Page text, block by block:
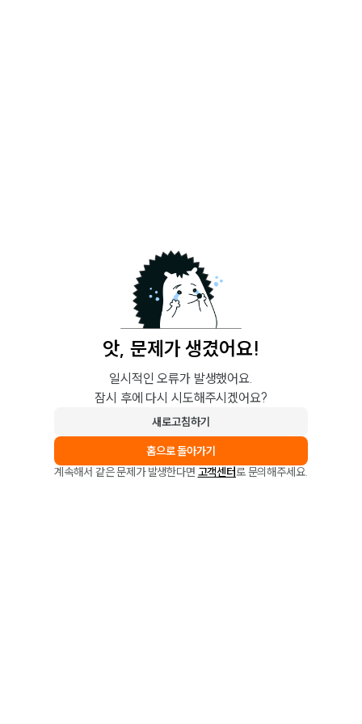
앗, 문제가 생겼어요!
일시적인 오류가 발생했어요.
잠시 후에 다시 시도해주시겠어요?
새로고침하기
홈으로 돌아가기
계속해서 같은 문제가 발생한다면 고객센터로 문의해주세요.